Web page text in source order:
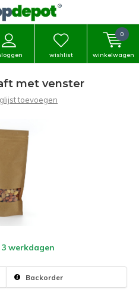
wishlist winkelwagen
0
met venster
toevoegen
werkdagen
Backorder